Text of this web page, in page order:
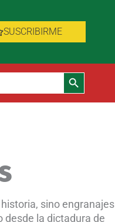
SUSCRIBIRME
Botón de búsqueda
sino engranajes
desde la dictadura de